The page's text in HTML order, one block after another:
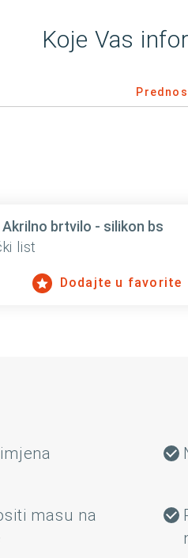
Koje Vas
Akrilno brtvilo - silikon bs
list
Dodajte u favorite
masu na